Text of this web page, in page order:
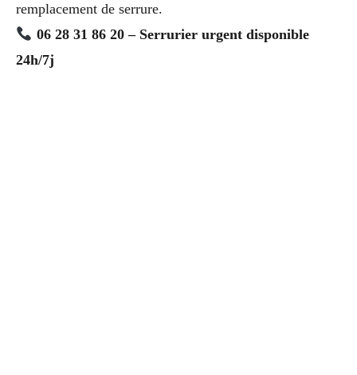
remplacement de serrure.
06 28 31 86 20 – Serrurier urgent disponible
24h/7j